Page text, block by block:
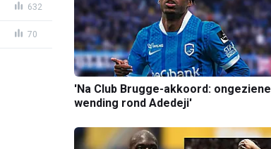
632
70
'Na Club Brugge-akkoord: ongeziene
wending rond Adedeji'